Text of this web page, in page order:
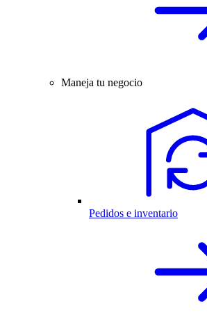
Maneja tu negocio
Pedidos e inventario